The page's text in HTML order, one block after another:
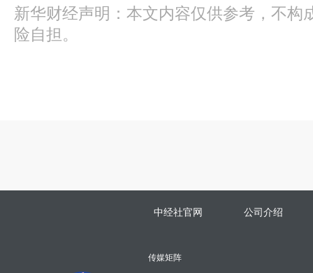
新华财经声明：本文内容仅供参考，不构
险自担。
中经社官网 公司介绍
传媒矩阵